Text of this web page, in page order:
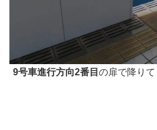
9号車進行方向2番目 の扉で降りて